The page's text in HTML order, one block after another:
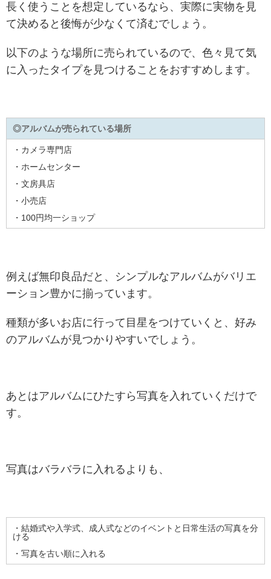
長く使うことを想定しているなら、実際に実物を見
て決めると後悔が少なくて済むでしょう。
以下のような場所に売られているので、色々見て気
に入ったタイプを見つけることをおすすめします。
◎アルバムが売られている場所
・カメラ専門店
・ホームセンター
・文房具店
・小売店
・100円均一ショップ
例えば無印良品だと、シンプルなアルバムがバリエ
ーション豊かに揃っています。
種類が多いお店に行って目星をつけていくと、好み
のアルバムが見つかりやすいでしょう。
あとはアルバムにひたすら写真を入れていくだけで
す。
写真はバラバラに入れるよりも、
・結婚式や入学式、成人式などのイベントと日常生活の写真を分
ける
・写真を古い順に入れる